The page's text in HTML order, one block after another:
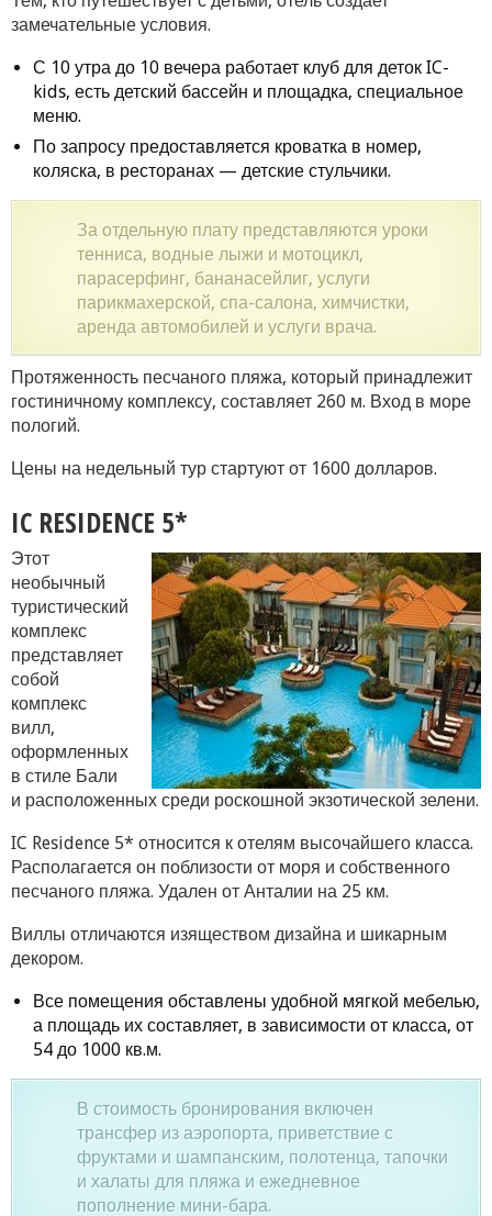
замечательные условия.
С 10 утра до 10 вечера работает клуб для деток IC-
kids, есть детский бассейн и площадка, специальное
меню.
По запросу предоставляется кроватка в номер,
коляска, в ресторанах — детские стульчики.
За отдельную плату представляются уроки
тенниса, водные лыжи и мотоцикл,
парасерфинг, бананасейлиг, услуги
парикмахерской, спа-салона, химчистки,
аренда автомобилей и услуги врача.
Протяженность песчаного пляжа, который принадлежит
гостиничному комплексу, составляет 260 м. Вход в море
пологий.
Цены на недельный тур стартуют от 1600 долларов.
IC RESIDENCE 5*
Этот
необычный
туристический
комплекс
представляет
собой
комплекс
вилл,
оформленных
в стиле Бали
и расположенных среди роскошной экзотической зелени.
IC Residence 5* относится к отелям высочайшего класса.
Располагается он поблизости от моря и собственного
песчаного пляжа. Удален от Анталии на 25 км.
Виллы отличаются изяществом дизайна и шикарным
декором.
Все помещения обставлены удобной мягкой мебелью,
а площадь их составляет, в зависимости от класса, от
54 до 1000 кв.м.
В стоимость бронирования включен
трансфер из аэропорта, приветствие с
фруктами и шампанским, полотенца, тапочки
и халаты для пляжа и ежедневное
пополнение мини-бара.